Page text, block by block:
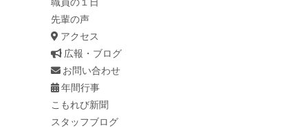
先輩の声
アクセス
広報・ブログ
お問い合わせ
年間行事
こもれび新聞
スタッフブログ